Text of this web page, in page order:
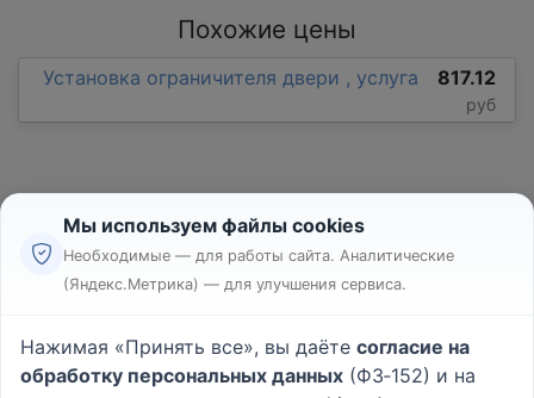
Похожие цены
Установка ограничителя двери , услуга 817.12
руб
Реклама
Пользовательское соглашение
Политика конфиденциальности
Мы используем файлы cookies
Необходимые — для работы сайта. Аналитические
(Яндекс.Метрика) — для улучшения сервиса.
Нажимая «Принять все», вы даёте согласие на
обработку персональных данных (ФЗ‑152) и на